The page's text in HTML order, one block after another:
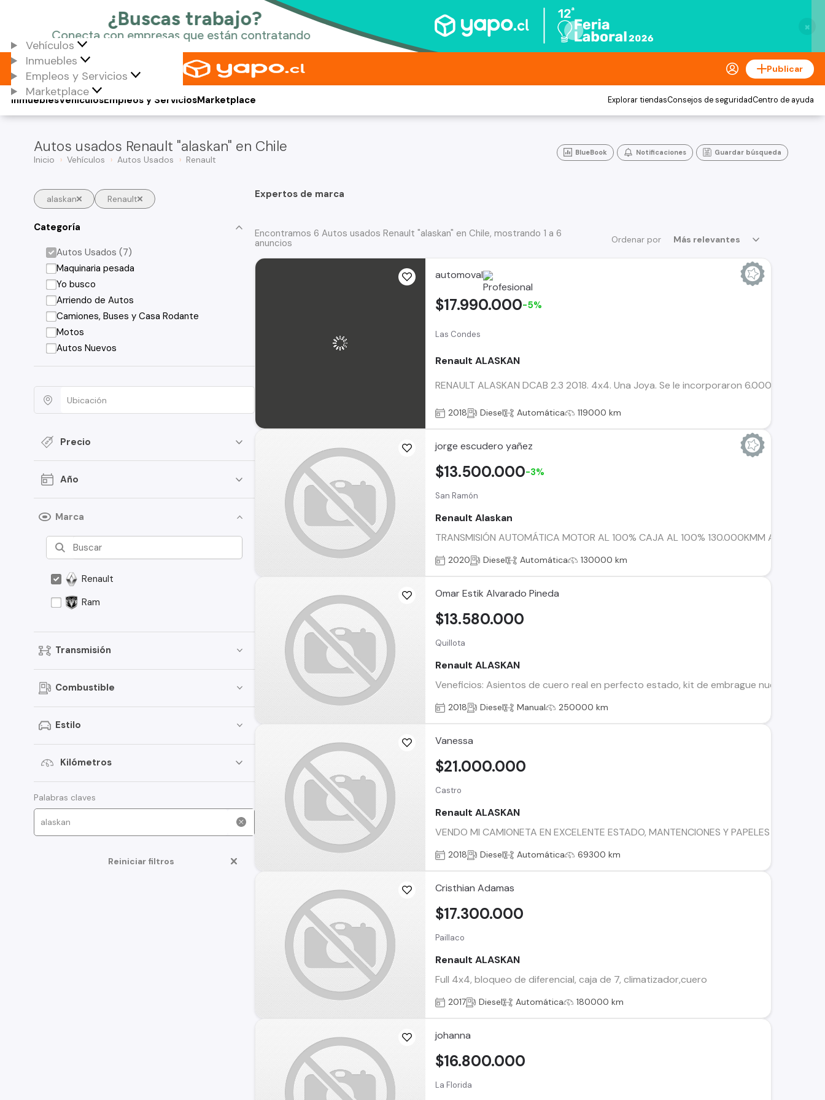
×
Vehículos
Inmuebles
Empleos y Servicios
Marketplace
Publicar
Vehículos
Inmuebles Empleos y ServiciosMarketplace Explorar tiendasConsejos de seguridadCentro de ayuda
Autos usados Renault "alaskan" en Chile
Inicio Vehículos Autos Usados Renault
BlueBook Notificaciones Guardar búsqueda
alaskan Renault
Categoría
Autos Usados (7)
Maquinaria pesada
Yo busco
Arriendo de Autos
Camiones, Buses y Casa Rodante
Motos
Autos Nuevos
Precio
Año
Marca
Renault
Ram
Transmisión
Combustible
Estilo
Kilómetros
Palabras claves
Reiniciar filtros
Expertos de marca
Ordenar por Más relevantes
Encontramos 6 Autos usados Renault "alaskan" en Chile, mostrando 1 a 6
anuncios
automoval
Las Condes
Renault ALASKAN
RENAULT ALASKAN DCAB 2.3 2018. 4x4. Una Joya. Se le incorporaron 6.000.000 en
$17.990.000-5%
2018 Diesel Automática 119000 km
jorge escudero yañez
San Ramón
Renault Alaskan
TRANSMISIÓN AUTOMÁTICA MOTOR AL 100% CAJA AL 100% 130.000KMM ASIENTOS
$13.500.000-3%
2020 Diesel Automática 130000 km
Omar Estik Alvarado Pineda
Quillota
Renault ALASKAN
Veneficios: Asientos de cuero real en perfecto estado, kit de embrague nuevo,
$13.580.000
2018 Diesel Manual 250000 km
Vanessa
Castro
Renault ALASKAN
VENDO MI CAMIONETA EN EXCELENTE ESTADO, MANTENCIONES Y PAPELES AL DÍA
$21.000.000
2018 Diesel Automática 69300 km
Cristhian Adamas
Paillaco
Renault ALASKAN
Full 4x4, bloqueo de diferencial, caja de 7, climatizador,cuero
$17.300.000
2017 Diesel Automática 180000 km
johanna
La Florida
$16.800.000